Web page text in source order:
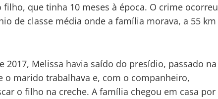
que tinha 10 meses à época. O crime ocorreu
de classe média onde a família morava, a 55 km
2017, Melissa havia saído do presídio, passado na
o marido trabalhava e, com o companheiro,
o filho na creche. A família chegou em casa por